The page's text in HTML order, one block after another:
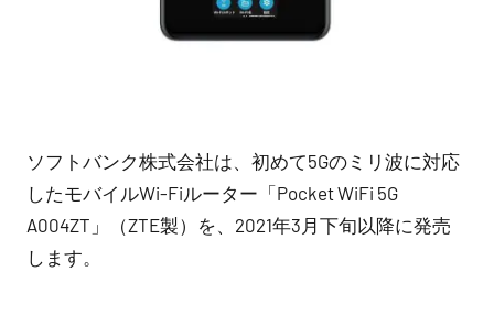
ソフトバンク株式会社は、初めて5Gのミリ波に対応
したモバイルWi-Fiルーター「Pocket WiFi 5G
A004ZT」（ZTE製）を、2021年3月下旬以降に発売
します。